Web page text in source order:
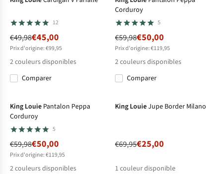
12
€49,98€45,00
Prix d'origine: €99,95
2couleurs disponibles
%
%
Comparer
Corduroy
5
€59,98€50,00
Prix d'origine: €119,95
2couleurs disponibles
%
%
Comparer
King Louie Pantalon Peppa
Corduroy
5
€59,98€50,00
Prix d'origine: €119,95
2couleurs disponibles
King LouieJupe Border Milano
€69,95€25,00
1 couleur disponible